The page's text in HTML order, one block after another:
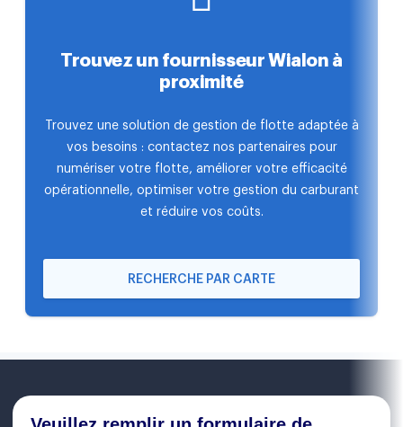
Trouvez un fournisseur Wialon à
proximité
Trouvez une solution de gestion de flotte adaptée à
vos besoins : contactez nos partenaires pour
numériser votre flotte, améliorer votre efficacité
opérationnelle, optimiser votre gestion du carburant
et réduire vos coûts.
RECHERCHE PAR CARTE